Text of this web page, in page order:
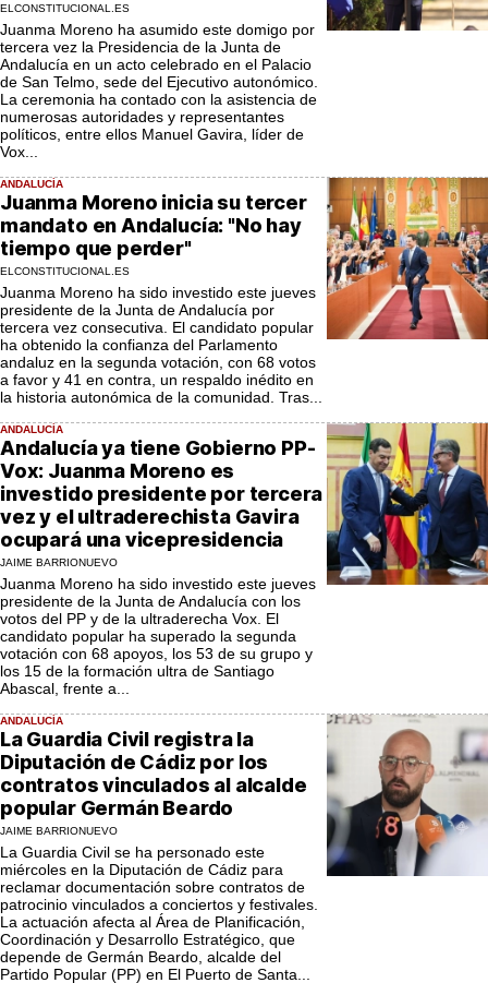
ELCONSTITUCIONAL.ES
Juanma Moreno ha asumido este domigo por
tercera vez la Presidencia de la Junta de
Andalucía en un acto celebrado en el Palacio
de San Telmo, sede del Ejecutivo autonómico.
La ceremonia ha contado con la asistencia de
numerosas autoridades y representantes
políticos, entre ellos Manuel Gavira, líder de
Vox...
ANDALUCÍA
Juanma Moreno inicia su tercer
mandato en Andalucía: "No hay
tiempo que perder"
ELCONSTITUCIONAL.ES
Juanma Moreno ha sido investido este jueves
presidente de la Junta de Andalucía por
tercera vez consecutiva. El candidato popular
ha obtenido la confianza del Parlamento
andaluz en la segunda votación, con 68 votos
a favor y 41 en contra, un respaldo inédito en
la historia autonómica de la comunidad. Tras...
ANDALUCÍA
Andalucía ya tiene Gobierno PP-
Vox: Juanma Moreno es
investido presidente por tercera
vez y el ultraderechista Gavira
ocupará una vicepresidencia
JAIME BARRIONUEVO
Juanma Moreno ha sido investido este jueves
presidente de la Junta de Andalucía con los
votos del PP y de la ultraderecha Vox. El
candidato popular ha superado la segunda
votación con 68 apoyos, los 53 de su grupo y
los 15 de la formación ultra de Santiago
Abascal, frente a...
ANDALUCÍA
La Guardia Civil registra la
Diputación de Cádiz por los
contratos vinculados al alcalde
popular Germán Beardo
JAIME BARRIONUEVO
La Guardia Civil se ha personado este
miércoles en la Diputación de Cádiz para
reclamar documentación sobre contratos de
patrocinio vinculados a conciertos y festivales.
La actuación afecta al Área de Planificación,
Coordinación y Desarrollo Estratégico, que
depende de Germán Beardo, alcalde del
Partido Popular (PP) en El Puerto de Santa...